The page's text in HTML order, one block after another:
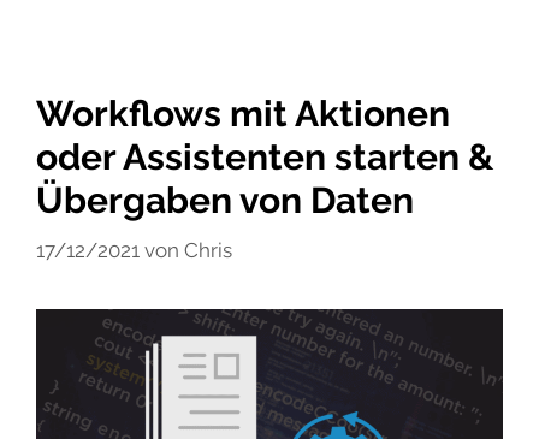
Workflows mit Aktionen
oder Assistenten starten &
Übergaben von Daten
17/12/2021 von Chris